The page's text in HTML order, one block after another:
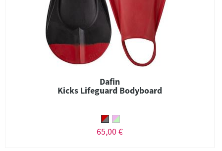
Dafin
Kicks Lifeguard Bodyboard
65,00 €